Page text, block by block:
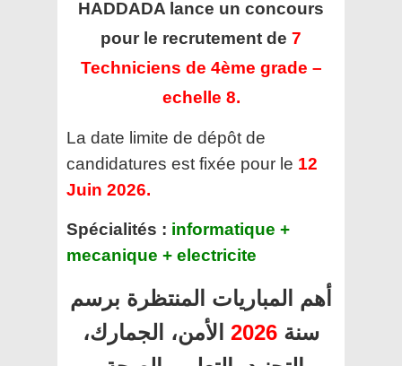
HADDADA lance un concours
pour le recrutement de 7
Techniciens de 4ème grade –
echelle 8.
La date limite de dépôt de
candidatures est fixée pour le 12
Juin 2026.
Spécialités : informatique +
mecanique + electricite
أهم المباريات المنتظرة برسم
سنة 2026 الأمن، الجمارك،